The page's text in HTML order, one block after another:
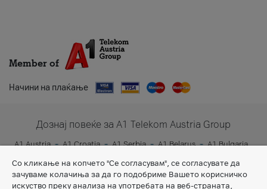
Member of
Начини на плаќање
Дознај повеќе за A1 Telekom Austria Group
A1 Austria A1 Croatia A1 Serbia A1 Belarus
A1 Bulgaria
Со кликање на копчето "Се согласувам", се согласувате да
зачуваме колачиња за да го подобриме Вашето корисничко
искуство преку анализа на употребата на веб-страната,